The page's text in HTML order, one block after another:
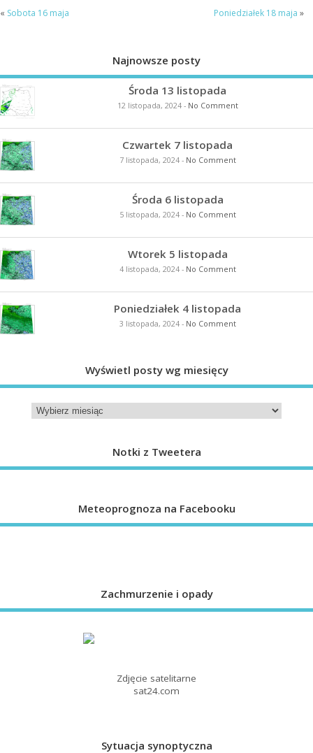
« Sobota 16 maja Poniedziałek 18 maja »
Najnowsze posty
Środa 13 listopada
12 listopada, 2024- No Comment
Czwartek 7 listopada
7 listopada, 2024- No Comment
Środa 6 listopada
5 listopada, 2024- No Comment
Wtorek 5 listopada
4 listopada, 2024- No Comment
Poniedziałek 4 listopada
3 listopada, 2024- No Comment
Wyświetl posty wg miesięcy
Notki z Tweetera
Meteoprognoza na Facebooku
Zachmurzenie i opady
Zdjęcie satelitarne
sat24.com
Sytuacja synoptyczna